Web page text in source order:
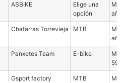
ASBIKE
Elige una
opción
Chatarras Torrevieja MTB
Panxetes Team E-bike
59
Gsport factory MTB